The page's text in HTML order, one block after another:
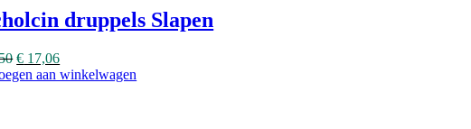
druppels Slapen
€ 17,06
aan winkelwagen